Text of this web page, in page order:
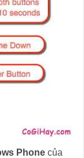
Phone của